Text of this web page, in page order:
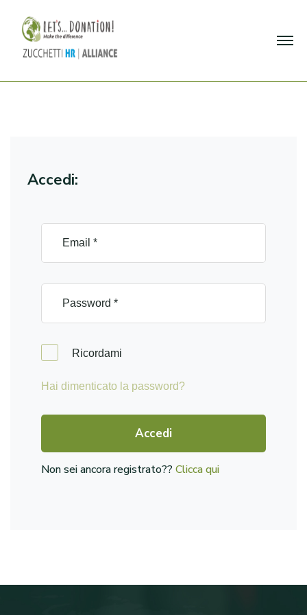
Accedi:
Ricordami
Hai dimenticato la password?
Accedi
Non sei ancora registrato??Clicca qui